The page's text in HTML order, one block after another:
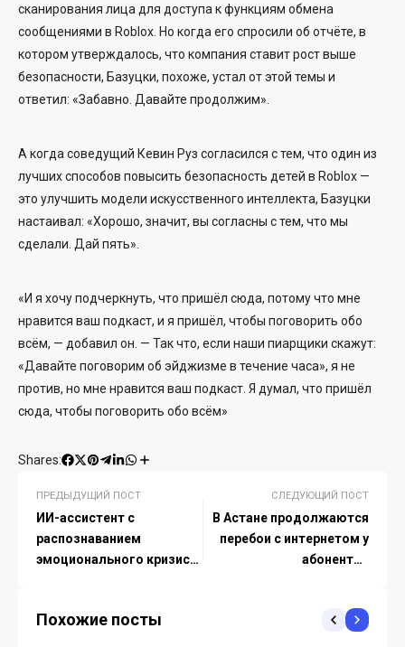
сканирования лица для доступа к функциям обмена
сообщениями в Roblox. Но когда его спросили об отчёте, в
котором утверждалось, что компания ставит рост выше
безопасности, Базуцки, похоже, устал от этой темы и
ответил: «Забавно. Давайте продолжим».
А когда соведущий Кевин Руз согласился с тем, что один из
лучших способов повысить безопасность детей в Roblox —
это улучшить модели искусственного интеллекта, Базуцки
настаивал: «Хорошо, значит, вы согласны с тем, что мы
сделали. Дай пять».
«И я хочу подчеркнуть, что пришёл сюда, потому что мне
нравится ваш подкаст, и я пришёл, чтобы поговорить обо
всём, — добавил он. — Так что, если наши пиарщики скажут:
«Давайте поговорим об эйджизме в течение часа», я не
против, но мне нравится ваш подкаст. Я думал, что пришёл
сюда, чтобы поговорить обо всём»
Shares:
ПРЕДЫДУЩИЙ ПОСТ
ИИ-ассистент с
распознаванием
эмоционального кризиса:
пользователей
СЛЕДУЮЩИЙ ПОСТ
В Астане продолжаются
перебои с интернетом у
абонентов
Похожие посты